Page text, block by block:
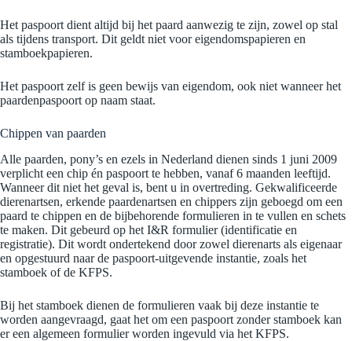
Het paspoort dient altijd bij het paard aanwezig te zijn, zowel op stal
als tijdens transport. Dit geldt niet voor eigendomspapieren en
stamboekpapieren.
Het paspoort zelf is geen bewijs van eigendom, ook niet wanneer het
paardenpaspoort op naam staat.
Chippen van paarden
Alle paarden, pony’s en ezels in Nederland dienen sinds 1 juni 2009
verplicht een chip én paspoort te hebben, vanaf 6 maanden leeftijd.
Wanneer dit niet het geval is, bent u in overtreding. Gekwalificeerde
dierenartsen, erkende paardenartsen en chippers zijn geboegd om een
paard te chippen en de bijbehorende formulieren in te vullen en schets
te maken. Dit gebeurd op het I&R formulier (identificatie en
registratie). Dit wordt ondertekend door zowel dierenarts als eigenaar
en opgestuurd naar de paspoort-uitgevende instantie, zoals het
stamboek of de KFPS.
Bij het stamboek dienen de formulieren vaak bij deze instantie te
worden aangevraagd, gaat het om een paspoort zonder stamboek kan
er een algemeen formulier worden ingevuld via het KFPS.